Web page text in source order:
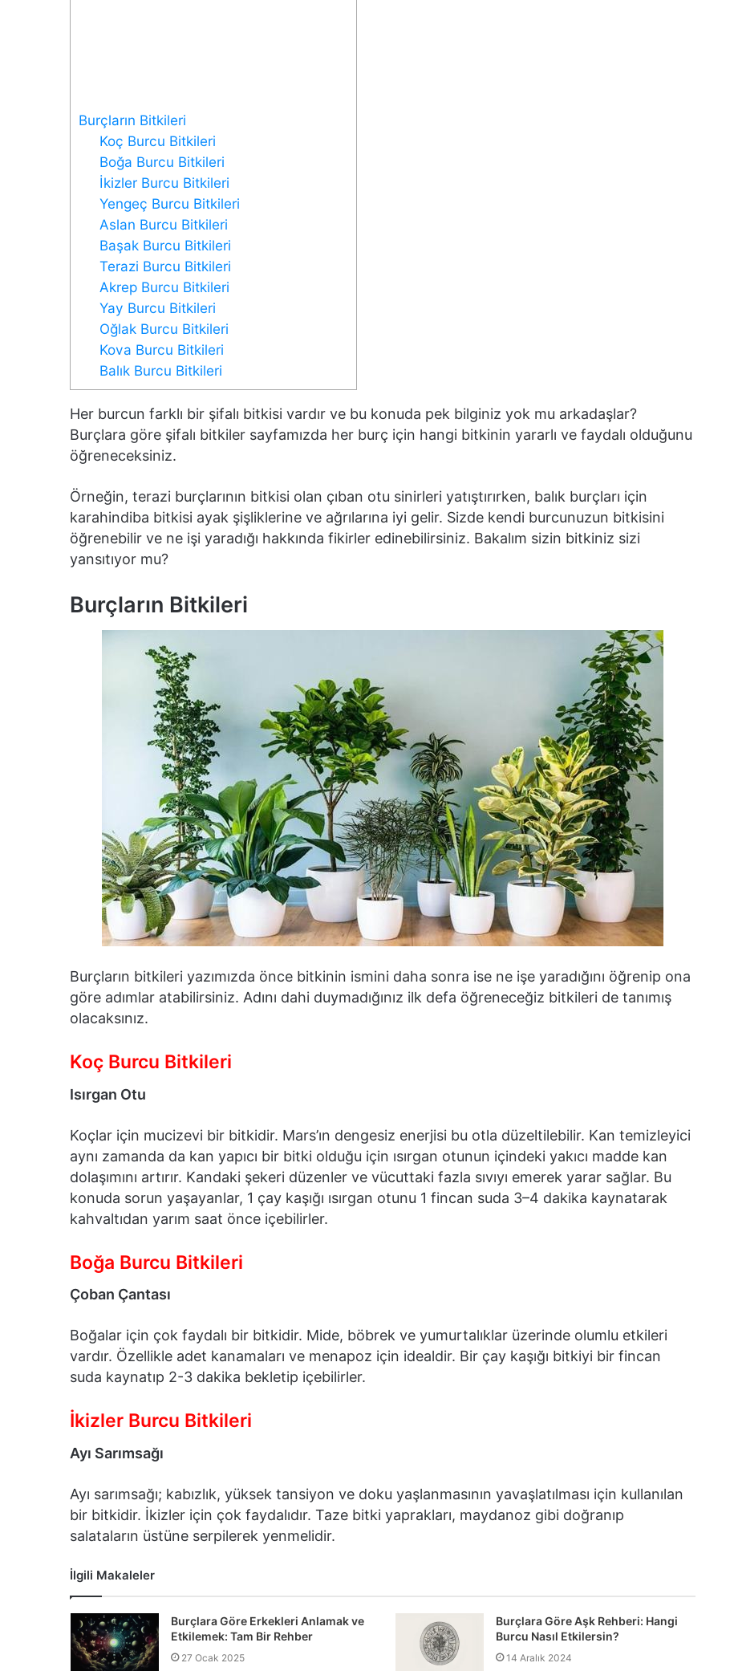
Burçların Bitkileri
Koç Burcu Bitkileri
Boğa Burcu Bitkileri
İkizler Burcu Bitkileri
Yengeç Burcu Bitkileri
Aslan Burcu Bitkileri
Başak Burcu Bitkileri
Terazi Burcu Bitkileri
Akrep Burcu Bitkileri
Yay Burcu Bitkileri
Oğlak Burcu Bitkileri
Kova Burcu Bitkileri
Balık Burcu Bitkileri
Her burcun farklı bir şifalı bitkisi vardır ve bu konuda pek bilginiz yok mu arkadaşlar?
Burçlara göre şifalı bitkiler sayfamızda her burç için hangi bitkinin yararlı ve faydalı olduğunu
öğreneceksiniz.
Örneğin, terazi burçlarının bitkisi olan çıban otu sinirleri yatıştırırken, balık burçları için
karahindiba bitkisi ayak şişliklerine ve ağrılarına iyi gelir. Sizde kendi burcunuzun bitkisini
öğrenebilir ve ne işi yaradığı hakkında fikirler edinebilirsiniz. Bakalım sizin bitkiniz sizi
yansıtıyor mu?
Burçların Bitkileri
Burçların bitkileri yazımızda önce bitkinin ismini daha sonra ise ne işe yaradığını öğrenip ona
göre adımlar atabilirsiniz. Adını dahi duymadığınız ilk defa öğreneceğiz bitkileri de tanımış
olacaksınız.
Koç Burcu Bitkileri
Isırgan Otu
Koçlar için mucizevi bir bitkidir. Mars’ın dengesiz enerjisi bu otla düzeltilebilir. Kan temizleyici
aynı zamanda da kan yapıcı bir bitki olduğu için ısırgan otunun içindeki yakıcı madde kan
dolaşımını artırır. Kandaki şekeri düzenler ve vücuttaki fazla sıvıyı emerek yarar sağlar. Bu
konuda sorun yaşayanlar, 1 çay kaşığı ısırgan otunu 1 fincan suda 3–4 dakika kaynatarak
kahvaltıdan yarım saat önce içebilirler.
Boğa Burcu Bitkileri
Çoban Çantası
Boğalar için çok faydalı bir bitkidir. Mide, böbrek ve yumurtalıklar üzerinde olumlu etkileri
vardır. Özellikle adet kanamaları ve menapoz için idealdir. Bir çay kaşığı bitkiyi bir fincan
suda kaynatıp 2-3 dakika bekletip içebilirler.
İkizler Burcu Bitkileri
Ayı Sarımsağı
Ayı sarımsağı; kabızlık, yüksek tansiyon ve doku yaşlanmasının yavaşlatılması için kullanılan
bir bitkidir. İkizler için çok faydalıdır. Taze bitki yaprakları, maydanoz gibi doğranıp
salataların üstüne serpilerek yenmelidir.
İlgili Makaleler
Burçlara Göre Erkekleri Anlamak ve
Etkilemek: Tam Bir Rehber
27 Ocak 2025
Burçlara Göre Aşk Rehberi: Hangi
Burcu Nasıl Etkilersin?
14 Aralık 2024